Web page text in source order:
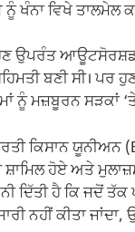
ਖੰਨਾ ਵਿਖੇ
ਉਪਰੰਤ ਆਊਟਸੋਰਸ਼ਡ
ਬਣੀ ਸੀ।
ਨੂੰ ਮਜ਼ਬੂਰਨ ਸੜਕਾਂ
ਕਿਸਾਨ ਯੂਨੀਅਨ
ਸ਼ਾਮਿਲ ਹੋਏ ਅਤੇ
ਦਿੱਤੀ ਹੈ ਕਿ ਜਦੋਂ
ਨਹੀਂ ਕੀਤਾ